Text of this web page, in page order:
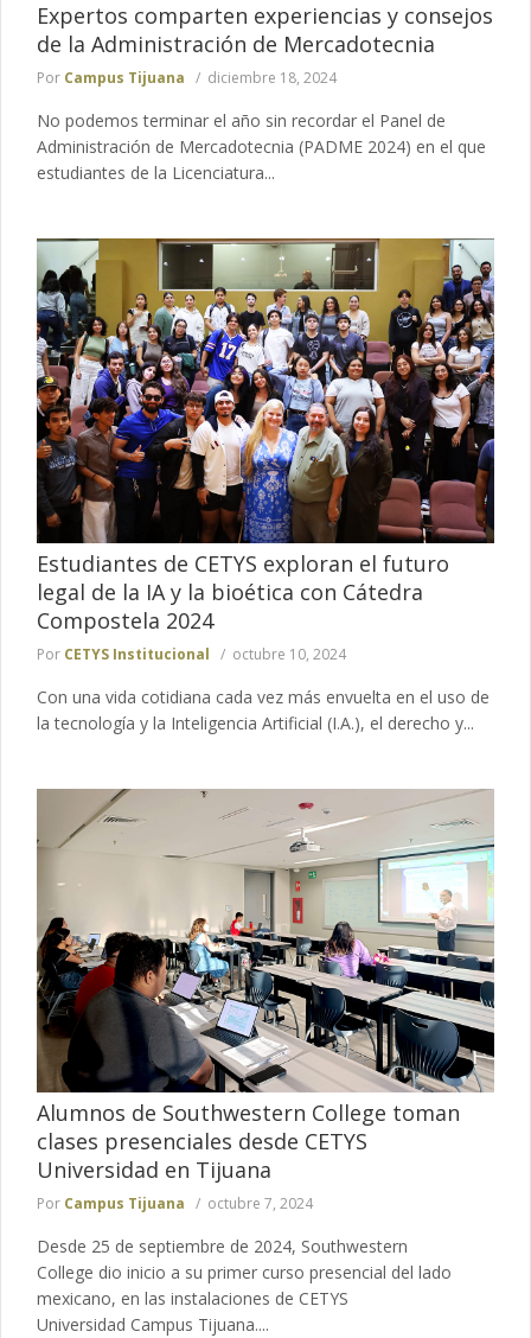
Expertos comparten experiencias y consejos
de la Administración de Mercadotecnia
Por Campus Tijuana diciembre 18, 2024
No podemos terminar el año sin recordar el Panel de
Administración de Mercadotecnia (PADME 2024) en el que
estudiantes de la Licenciatura...
Estudiantes de CETYS exploran el futuro
legal de la IA y la bioética con Cátedra
Compostela 2024
Por CETYS Institucional octubre 10, 2024
Con una vida cotidiana cada vez más envuelta en el uso de
la tecnología y la Inteligencia Artificial (I.A.), el derecho y...
Alumnos de Southwestern College toman
clases presenciales desde CETYS
Universidad en Tijuana
Por Campus Tijuana octubre 7, 2024
Desde 25 de septiembre de 2024, Southwestern
College dio inicio a su primer curso presencial del lado
mexicano, en las instalaciones de CETYS
Universidad Campus Tijuana....